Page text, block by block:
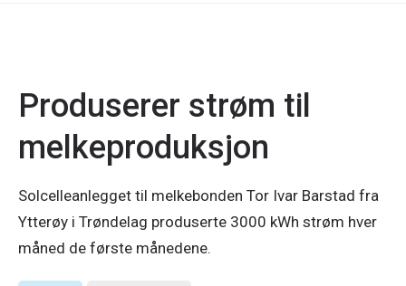
Produserer strøm til
melkeproduksjon
Solcelleanlegget til melkebonden Tor Ivar Barstad fra
Ytterøy i Trøndelag produserte 3000 kWh strøm hver
måned de første månedene.